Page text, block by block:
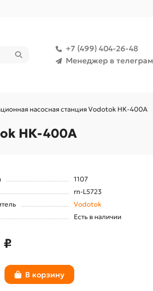
+7 (499) 404-26-48
Менеджер в телеграм
насосная станция Vodotok НК-400А
НК-400А
1107
rn-L5723
Vodotok
Есть в наличии
₽
В корзину